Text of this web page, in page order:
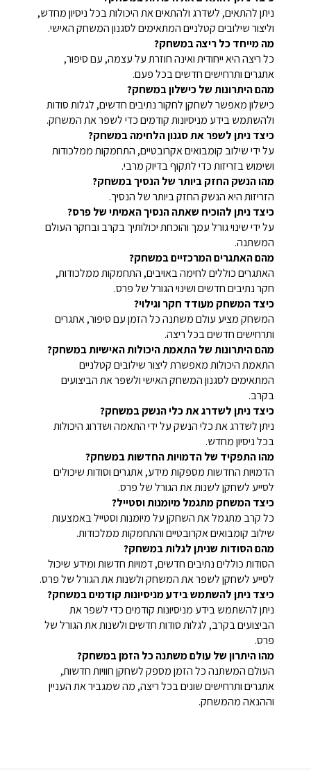
ניתן להתאים, לשדרג ולהתאים את היכולות בכל ניסיון מחדש,
וליצור שילובים קטלניים המתאימים לסגנון המשחק האישי.
מה מייחד כל ריצה במשחק?
כל ריצה היא ייחודית ואינה חוזרת על עצמה, עם סיפור,
אתגרים ותרחישים חדשים בכל פעם.
מהם היתרונות של כישלון במשחק?
כישלון מאפשר לשחקן לחקור נתיבים חדשים, לגלות סודות
ולהשתמש בידע מניסיונות קודמים כדי לשפר את המשחק.
כיצד ניתן לשפר את סגנון הלחימה במשחק?
על ידי שילוב קומבואים אקרובטיים, התחמקות ממלכודות
ושימוש בזריזות כדי לתקוף בדיוק מרבי.
מהו הנשק החזק ביותר של הנסיך במשחק?
הזריזות היא הנשק החזק ביותר של הנסיך.
כיצד ניתן להוכיח שאתה הנסיך האמיתי של פרס?
על ידי שינוי גורל עמך והוכחת יכולותיך בקרב ובחקר העולם
המשתנה.
מהם האתגרים המרכזיים במשחק?
האתגרים כוללים לחימה באויבים, התחמקות ממלכודות,
חקר נתיבים חדשים ושינוי הגורל של פרס.
כיצד המשחק מעודד חקר וגילוי?
המשחק מציע עולם משתנה כל הזמן עם סיפור, אתגרים
ותרחישים חדשים בכל ריצה.
מהם היתרונות של התאמת היכולות האישיות במשחק?
התאמת היכולות מאפשרת ליצור שילובים קטלניים
המתאימים לסגנון המשחק האישי ולשפר את הביצועים
בקרב.
כיצד ניתן לשדרג את כלי הנשק במשחק?
ניתן לשדרג את כלי הנשק על ידי התאמה ושדרוג היכולות
בכל ניסיון מחדש.
מהו התפקיד של הדמויות החדשות במשחק?
הדמויות החדשות מספקות מידע, אתגרים וסודות שיכולים
לסייע לשחקן לשנות את הגורל של פרס.
כיצד המשחק מתגמל מיומנות וסטייל?
כל קרב מתגמל את השחקן על מיומנות וסטייל באמצעות
שילוב קומבואים אקרובטיים והתחמקות ממלכודות.
מהם הסודות שניתן לגלות במשחק?
הסודות כוללים נתיבים חדשים, דמויות חדשות ומידע שיכול
לסייע לשחקן לשפר את המשחק ולשנות את הגורל של פרס.
כיצד ניתן להשתמש בידע מניסיונות קודמים במשחק?
ניתן להשתמש בידע מניסיונות קודמים כדי לשפר את
הביצועים בקרב, לגלות סודות חדשים ולשנות את הגורל של
פרס.
מהו היתרון של עולם משתנה כל הזמן במשחק?
העולם המשתנה כל הזמן מספק לשחקן חוויות חדשות,
אתגרים ותרחישים שונים בכל ריצה, מה שמגביר את העניין
וההנאה מהמשחק.